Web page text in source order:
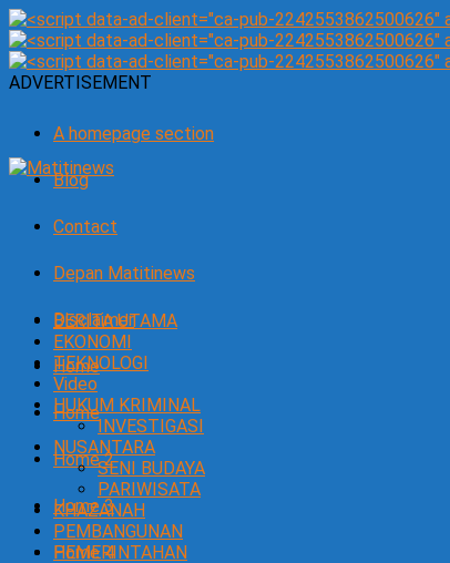
ADVERTISEMENT
A homepage section
Blog
Contact
Depan Matitinews
Disclaimer
Home
Home
Home 2
Home 3
Home 4
BERITA UTAMA
EKONOMI
TEKNOLOGI
Video
HUKUM KRIMINAL
INVESTIGASI
NUSANTARA
SENI BUDAYA
PARIWISATA
KHAZANAH
PEMBANGUNAN
PEMERINTAHAN